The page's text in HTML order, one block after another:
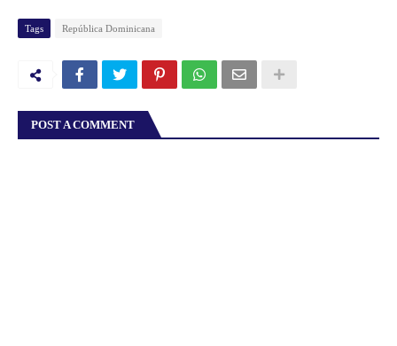
Tags República Dominicana
POST A COMMENT